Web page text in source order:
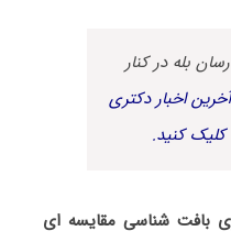
بله در کنار
اخبار دکتری
کلیک کنید.
بافت شناسی مقایسه ای